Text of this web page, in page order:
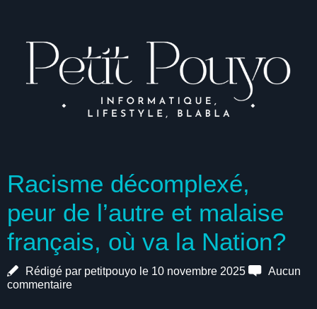
Racisme décomplexé,
peur de l’autre et malaise
français, où va la Nation?
Rédigé par petitpouyo le 10 novembre 2025
Aucun
commentaire